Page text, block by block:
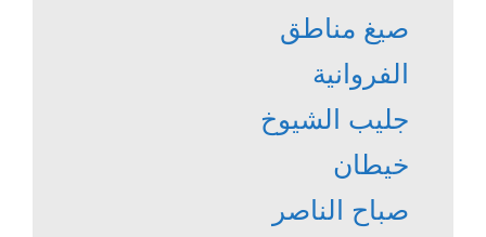
صيغ مناطق
الفروانية
جليب الشيوخ
خيطان
صباح الناصر